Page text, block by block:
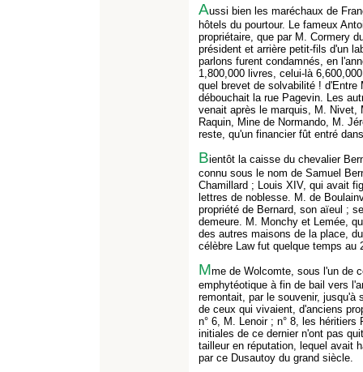
Aussi bien les maréchaux de
hôtels du pourtour. Le fameux
propriétaire, que par M. Cormery
président et arrière petit-fils d'un
parlons furent condamnés, en
1,800,000 livres, celui-là
quel brevet de solvabilité ! d'Entre
débouchait la rue Pagevin. Les
venait après le marquis, M. Nivet,
Raquin, Mine de Normando, M.
reste, qu'un financier fût entré
Bientôt la caisse du chevalier
connu sous le nom de Samuel
Chamillard ; Louis XIV, qui avait
lettres de noblesse. M. de
propriété de Bernard, son aïeul ;
demeure. M. Monchy et Lemée,
des autres maisons de la place,
célèbre Law fut quelque temps
Mme de Wolcomte, sous l'un de
emphytéotique à fin de bail vers
remontait, par le souvenir,
de ceux qui vivaient, d'anciens
n° 6, M. Lenoir ; n° 8, les
initiales de ce dernier n'ont pas
tailleur en réputation, lequel avait
par ce Dusautoy du grand siècle.